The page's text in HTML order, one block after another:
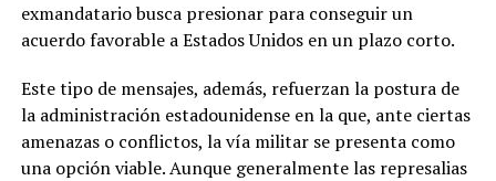
exmandatario busca presionar para conseguir un
acuerdo favorable a Estados Unidos en un plazo corto.
Este tipo de mensajes, además, refuerzan la postura de
la administración estadounidense en la que, ante ciertas
amenazas o conflictos, la vía militar se presenta como
una opción viable. Aunque generalmente las represalias